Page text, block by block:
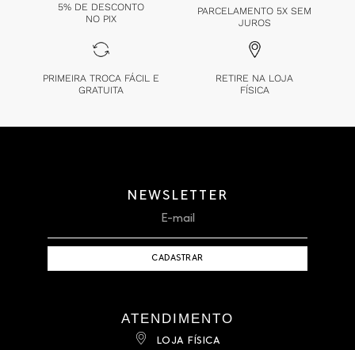
5% DE DESCONTO
NO PIX
PARCELAMENTO 5X SEM
JUROS
PRIMEIRA TROCA FÁCIL E
GRATUITA
RETIRE NA LOJA
FÍSICA
NEWSLETTER
CADASTRAR
ATENDIMENTO
LOJA FÍSICA